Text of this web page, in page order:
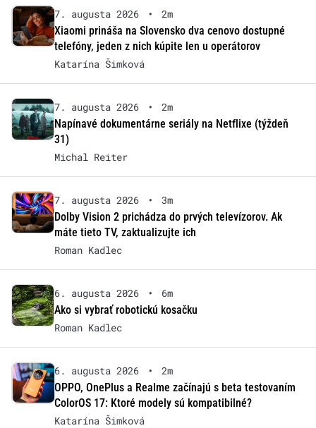
7. augusta 2026 •
2m
Xiaomi prináša na Slovensko dva cenovo dostupné
telefóny, jeden z nich kúpite len u operátorov
Katarína Šimková
7. augusta 2026 •
2m
Napínavé dokumentárne seriály na Netflixe (týždeň
31)
Michal Reiter
7. augusta 2026 •
3m
Dolby Vision 2 prichádza do prvých televízorov. Ak
máte tieto TV, zaktualizujte ich
Roman Kadlec
6. augusta 2026 •
6m
Ako si vybrať robotickú kosačku
Roman Kadlec
6. augusta 2026 •
2m
OPPO, OnePlus a Realme začínajú s beta testovaním
ColorOS 17: Ktoré modely sú kompatibilné?
Katarína Šimková